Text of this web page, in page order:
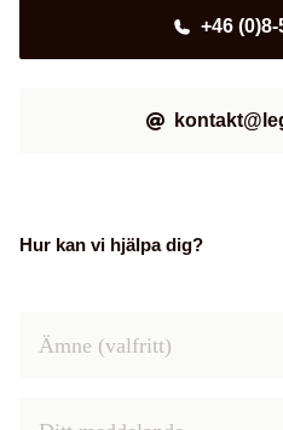
+46
Hur kan vi hjälpa dig?